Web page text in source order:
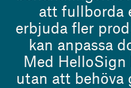
att fullborda
erbjuda fler
kan anpassa
Med
utan att behöva